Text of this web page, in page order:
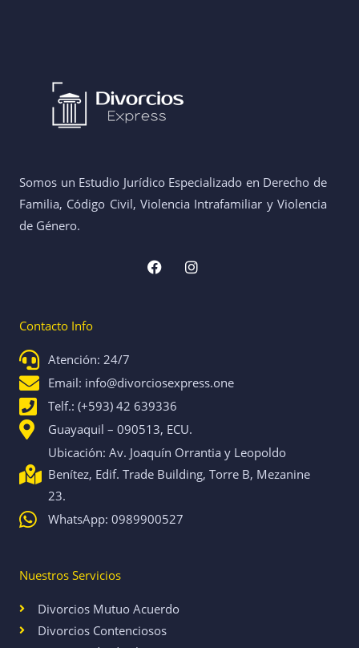
Somos un Estudio Jurídico Especializado en Derecho de
Familia, Código Civil, Violencia Intrafamiliar y Violencia
de Género.
F
a
I
n
Contacto Info
Atención: 24/7
Email: info@divorciosexpress.one
Telf.: (+593) 42 639336
Guayaquil – 090513, ECU.
Ubicación: Av. Joaquín Orrantia y Leopoldo
Benítez, Edif. Trade Building, Torre B, Mezanine
23.
WhatsApp: 0989900527
Nuestros Servicios
Divorcios Mutuo Acuerdo
Divorcios Contenciosos